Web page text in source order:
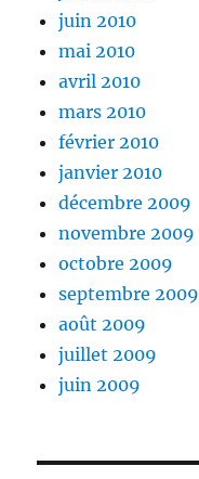
juin 2010
mai 2010
avril 2010
mars 2010
février 2010
janvier 2010
décembre 2009
novembre 2009
octobre 2009
septembre 2009
août 2009
juillet 2009
juin 2009